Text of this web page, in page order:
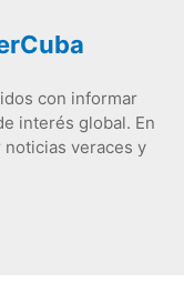
con informar
interés global. En
noticias veraces y